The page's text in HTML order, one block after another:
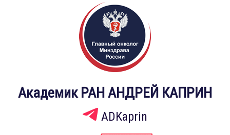
Академик РАН АНДРЕЙ КАПРИН
ADKaprin